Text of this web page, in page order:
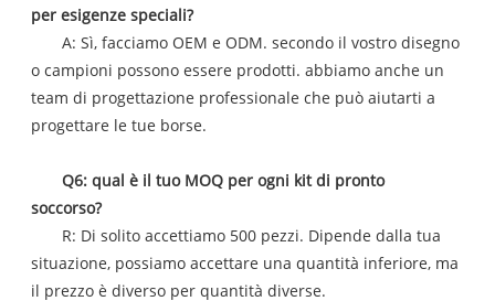
per esigenze speciali?
A: Sì, facciamo OEM e ODM. secondo il vostro disegno
o campioni possono essere prodotti. abbiamo anche un
team di progettazione professionale che può aiutarti a
progettare le tue borse.
Q6: qual è il tuo MOQ per ogni kit di pronto
soccorso?
R: Di solito accettiamo 500 pezzi. Dipende dalla tua
situazione, possiamo accettare una quantità inferiore, ma
il prezzo è diverso per quantità diverse.